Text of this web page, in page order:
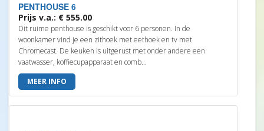
PENTHOUSE 6
Prijs v.a.: € 555.00
Dit ruime penthouse is geschikt voor 6 personen. In de
woonkamer vind je een zithoek met eethoek en tv met
Chromecast. De keuken is uitgerust met onder andere een
vaatwasser, koffiecupapparaat en comb...
MEER INFO